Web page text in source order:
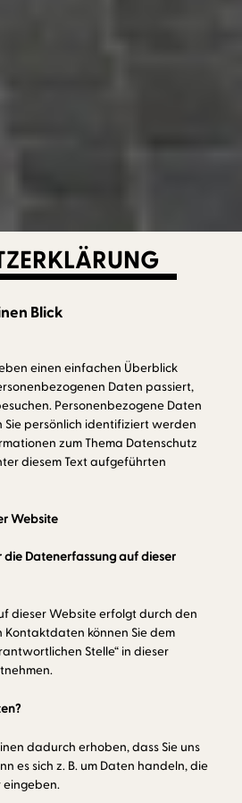
Blick
einen einfachen Überblick
Daten passiert,
Personenbezogene Daten
Sie persönlich identifiziert werden
zum Thema Datenschutz
diesem Text aufgeführten
Website
Datenerfassung auf dieser
dieser Website erfolgt durch den
können Sie dem
Stelle“ in dieser
dadurch erhoben, dass Sie uns
es sich z. B. um Daten handeln, die
eingeben.